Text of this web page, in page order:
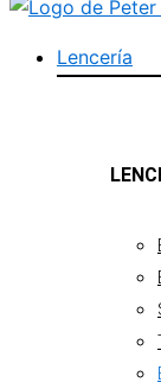
Lencería